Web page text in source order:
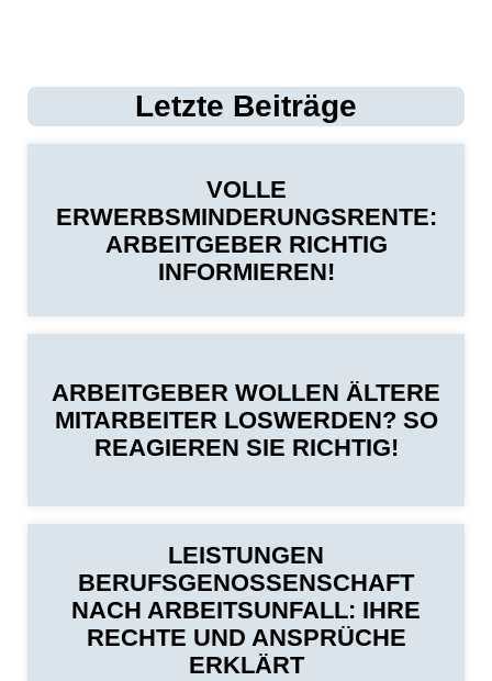
Letzte Beiträge
VOLLE
ERWERBSMINDERUNGSRENTE:
ARBEITGEBER RICHTIG
INFORMIEREN!
ARBEITGEBER WOLLEN ÄLTERE
MITARBEITER LOSWERDEN? SO
REAGIEREN SIE RICHTIG!
LEISTUNGEN
BERUFSGENOSSENSCHAFT
NACH ARBEITSUNFALL: IHRE
RECHTE UND ANSPRÜCHE
ERKLÄRT